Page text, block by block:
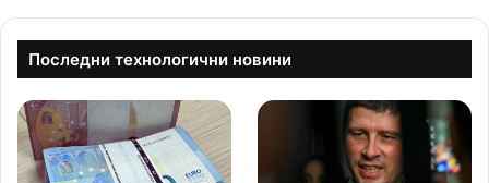
Последни технологични новини